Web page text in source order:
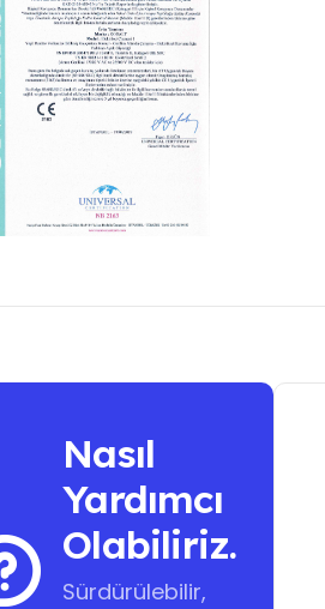
Nasıl
Yardımcı
Olabiliriz.
Sürdürülebilir,